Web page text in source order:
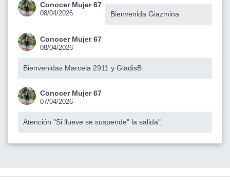
Conocer Mujer 67
08/04/2026 Bienvenida Giazmina
Conocer Mujer 67
08/04/2026
Bienvenidas Marcela 2911 y GladisB
Conocer Mujer 67
07/04/2026
Atención "Si llueve se suspende" la salida".